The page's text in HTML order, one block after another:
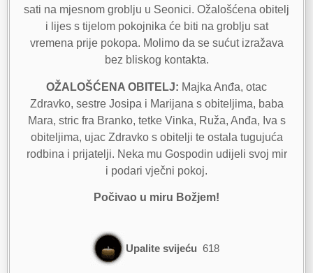
sati na mjesnom groblju u Seonici. Ožalošćena obitelj
i lijes s tijelom pokojnika će biti na groblju sat
vremena prije pokopa. Molimo da se sućut izražava
bez bliskog kontakta.
OŽALOŠĆENA OBITELJ: Majka Anđa, otac
Zdravko, sestre Josipa i Marijana s obiteljima, baba
Mara, stric fra Branko, tetke Vinka, Ruža, Anđa, Iva s
obiteljima, ujac Zdravko s obitelji te ostala tugujuća
rodbina i prijatelji. Neka mu Gospodin udijeli svoj mir
i podari vječni pokoj.
Počivao u miru Božjem!
Upalite svijeću 618